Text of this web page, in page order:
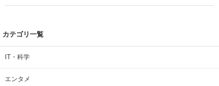
カテゴリ一覧
IT・科学
エンタメ